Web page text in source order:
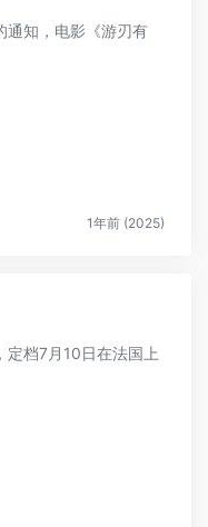
通知，电影《游刃有
1年前 (2025)
档7月10日在法国上